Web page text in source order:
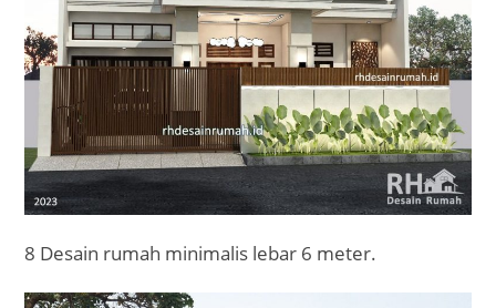
8 Desain rumah minimalis lebar 6 meter.